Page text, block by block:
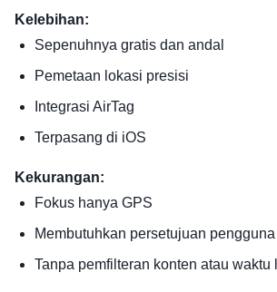
Kelebihan:
Sepenuhnya gratis dan andal
Pemetaan lokasi presisi
Integrasi AirTag
Terpasang di iOS
Kekurangan:
Fokus hanya GPS
Membutuhkan persetujuan pengguna
Tanpa pemfilteran konten atau waktu